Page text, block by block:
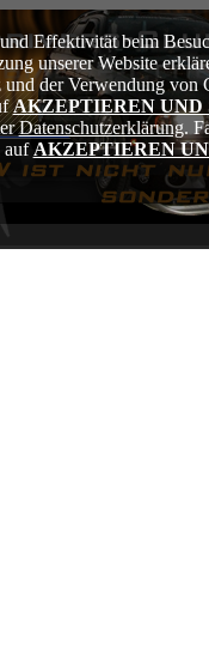
Effektivität beim
unserer Website
der Verwendung von
AKZEPTIEREN UND
Datenschutzerklärung.
auf AKZEPTIEREN